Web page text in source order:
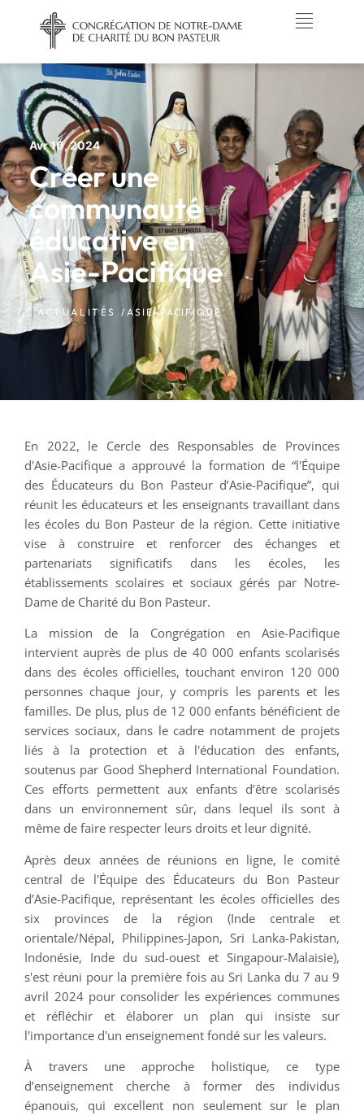
Avr 10, 2024
Créer une
communauté
éducative en
Asie-Pacifique
ACTUALITÉS / ASIE-PACIFIQUE
En 2022, le Cercle des Responsables de Provinces
d'Asie-Pacifique a approuvé la formation de “l'Équipe
des Éducateurs du Bon Pasteur d’Asie-Pacifique”, qui
réunit les éducateurs et les enseignants travaillant dans
les écoles du Bon Pasteur de la région. Cette initiative
vise à construire et renforcer des échanges et
partenariats significatifs dans les écoles, les
établissements scolaires et sociaux gérés par Notre-
Dame de Charité du Bon Pasteur.
La mission de la Congrégation en Asie-Pacifique
intervient auprès de plus de 40 000 enfants scolarisés
dans des écoles officielles, touchant environ 120 000
personnes chaque jour, y compris les parents et les
familles. De plus, plus de 12 000 enfants bénéficient de
services sociaux, dans le cadre notamment de projets
liés à la protection et à l'éducation des enfants,
soutenus par Good Shepherd International Foundation.
Ces efforts permettent aux enfants d’être scolarisés
dans un environnement sûr, dans lequel ils sont à
même de faire respecter leurs droits et leur dignité.
Après deux années de réunions en ligne, le comité
central de l'Équipe des Éducateurs du Bon Pasteur
d’Asie-Pacifique, représentant les écoles officielles des
six provinces de la région (Inde centrale et
orientale/Népal, Philippines-Japon, Sri Lanka-Pakistan,
Indonésie, Inde du sud-ouest et Singapour-Malaisie),
s'est réuni pour la première fois au Sri Lanka du 7 au 9
avril 2024 pour consolider les expériences communes
et réfléchir et élaborer un plan qui insiste sur
l'importance d'un enseignement fondé sur les valeurs.
À travers une approche holistique, ce type
d’enseignement cherche à former des individus
épanouis, qui excellent non seulement sur le plan